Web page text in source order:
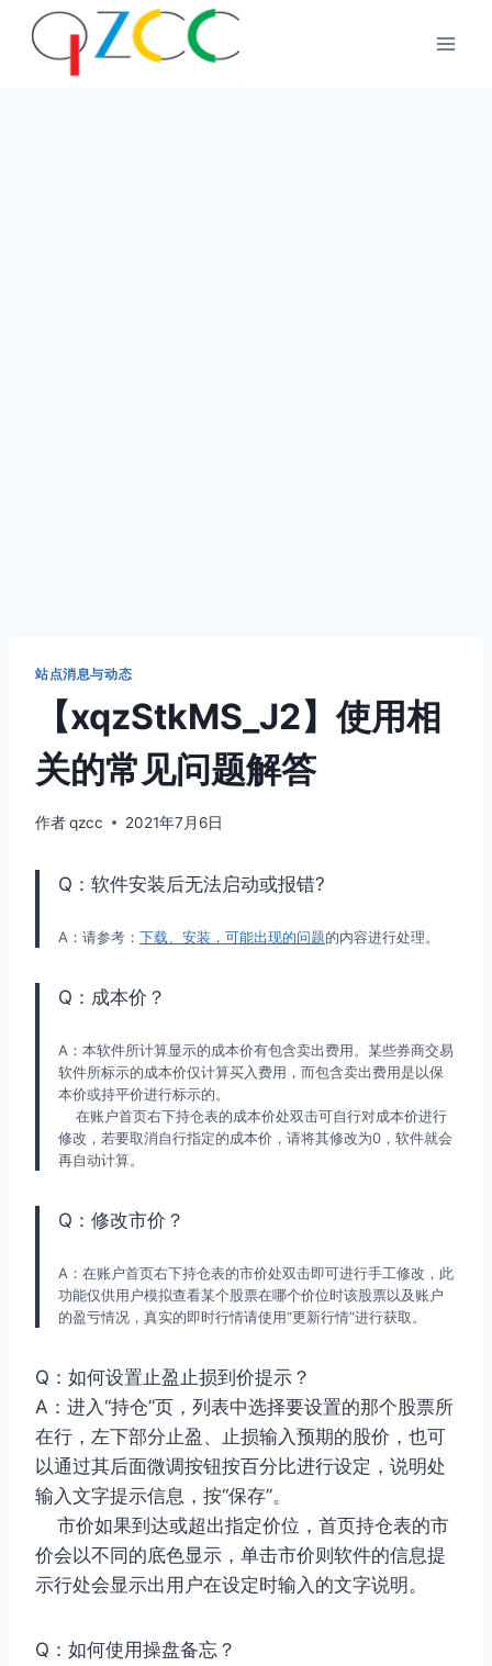
站点消息与动态
【xqzStkMS_J2】使用相
关的常见问题解答
作者qzcc 2021年7月6日
Q：软件安装后无法启动或报错?
A：请参考： 下载、安装，可能出现的问题的内容进行处理。
Q：成本价？
A：本软件所计算显示的成本价有包含卖出费用。某些券商交易
软件所标示的成本价仅计算买入费用，而包含卖出费用是以保
本价或持平价进行标示的。
在账户首页右下持仓表的成本价处双击可自行对成本价进行
修改，若要取消自行指定的成本价，请将其修改为0，软件就会
再自动计算。
Q：修改市价？
A：在账户首页右下持仓表的市价处双击即可进行手工修改，此
功能仅供用户模拟查看某个股票在哪个价位时该股票以及账户
的盈亏情况，真实的即时行情请使用“更新行情”进行获取。
Q：如何设置止盈止损到价提示？
A：进入“持仓”页，列表中选择要设置的那个股票所
在行，左下部分止盈、止损输入预期的股价，也可
以通过其后面微调按钮按百分比进行设定，说明处
输入文字提示信息，按“保存”。
市价如果到达或超出指定价位，首页持仓表的市
价会以不同的底色显示，单击市价则软件的信息提
示行处会显示出用户在设定时输入的文字说明。
Q：如何使用操盘备忘？